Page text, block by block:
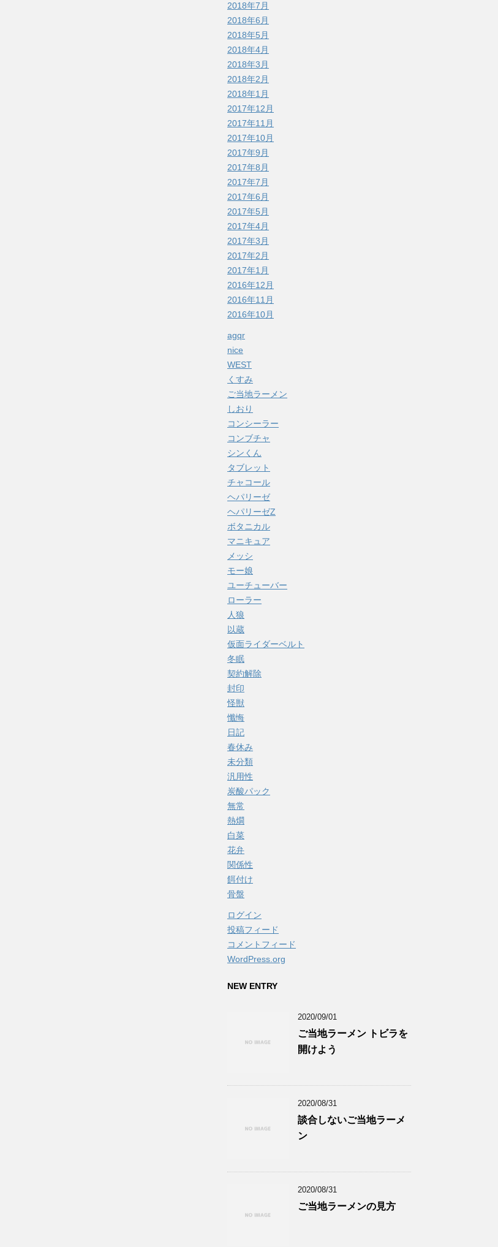
2018年7月
2018年6月
2018年5月
2018年4月
2018年3月
2018年2月
2018年1月
2017年12月
2017年11月
2017年10月
2017年9月
2017年8月
2017年7月
2017年6月
2017年5月
2017年4月
2017年3月
2017年2月
2017年1月
2016年12月
2016年11月
2016年10月
agqr
nice
WEST
くすみ
ご当地ラーメン
しおり
コンシーラー
コンブチャ
シンくん
タブレット
チャコール
ヘパリーゼ
ヘパリーゼZ
ボタニカル
マニキュア
メッシ
モー娘
ユーチューバー
ローラー
人狼
以蔵
仮面ライダーベルト
冬眠
契約解除
封印
怪獣
懺悔
日記
春休み
未分類
汎用性
炭酸パック
無常
熱燗
白菜
花弁
関係性
餌付け
骨盤
ログイン
投稿フィード
コメントフィード
WordPress.org
NEW ENTRY
2020/09/01
ご当地ラーメン トビラを
開けよう
2020/08/31
談合しないご当地ラーメ
ン
2020/08/31
ご当地ラーメンの見方